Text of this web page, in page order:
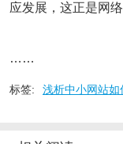
应发展，这正是网
……
标签: 浅析中小网站